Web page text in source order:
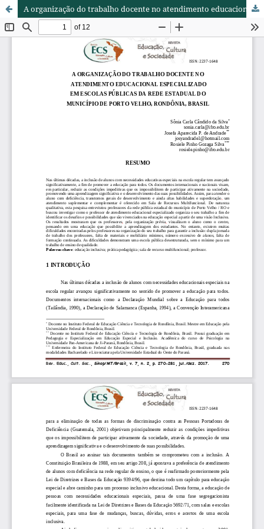
A organização do trabalho docente no atendimento educacional especializado em escolas públicas da rede estadual do município de Porto Velho, Rondônia, Brasil